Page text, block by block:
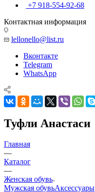
+7 918-554-92-68
Контактная информация
lellonello@list.ru
Вконтакте
Telegram
WhatsApp
Туфли Анастаси
Главная
—
Каталог
—
Женская обувь
Мужская обувьАксессуары